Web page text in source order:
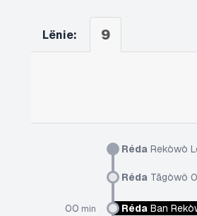
Lënie: 9
Réda Rekòwò
Réda Tãgòwô
00 min Réda Ban